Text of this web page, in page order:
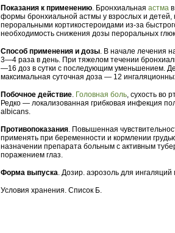
Показания к применению. Бронхиальная астма
формы бронхиальной астмы у взрослых и детей,
пероральными кортикостероидами из-за
необходимость снижения дозы пероральных
Способ применения и дозы. В начале лечения
3—4 раза в день. При тяжелом течении
—16 доз в сутки с последующим уменьшением.
максимальная суточная доза — 12
Побочное действие. Головная боль, сухость во
Редко — локализованная грибковая инфекция
albicans.
Противопоказания. Повышенная
применять при беременности и кормлении
назначении препарата больным с активным
поражением глаз.
Форма выпуска. Дозир. аэрозоль для
Условия хранения. Список Б.